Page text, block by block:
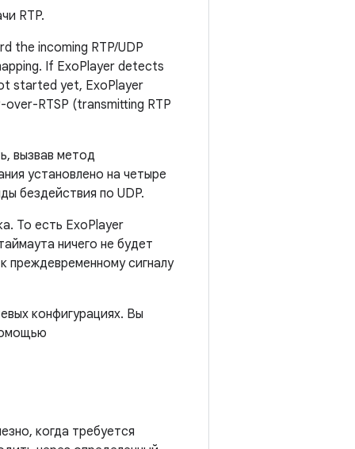
RTP.
the incoming RTP/UDP
If ExoPlayer detects
started yet, ExoPlayer
RTSP (transmitting RTP
вызвав метод
установлено на четыре
бездействия по UDP.
То есть ExoPlayer
ничего не будет
преждевременному сигналу
конфигурациях. Вы
когда требуется